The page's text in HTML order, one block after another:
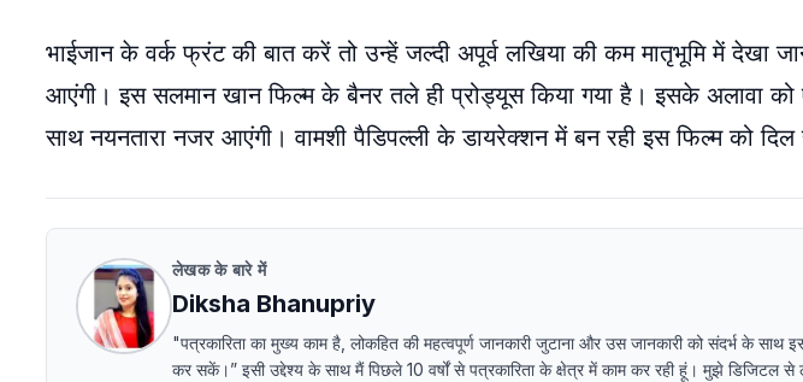
भाईजान के वर्क फ्रंट की बात करें तो उन्हें जल्दी अपूर्व लखिया की कम मातृभूमि में देखा
आएंगी। इस सलमान खान फिल्म के बैनर तले ही प्रोड्यूस किया गया है। इसके अलावा
साथ नयनतारा नजर आएंगी। वामशी पैडिपल्ली के डायरेक्शन में बन रही इस फिल्म को
लेखक के बारे में
Diksha Bhanupriy
"पत्रकारिता का मुख्य काम है, लोकहित की महत्वपूर्ण जानकारी जुटाना और उस जानकारी को संदर्भ के
कर सकें।” इसी उद्देश्य के साथ मैं पिछले 10 वर्षों से पत्रकारिता के क्षेत्र में काम कर रही हूं। मुझे डिजिटल से